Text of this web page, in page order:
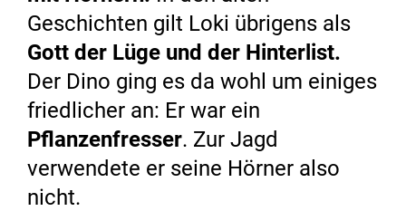
Geschichten gilt Loki übrigens als
Gott der Lüge und der Hinterlist.
Der Dino ging es da wohl um einiges
friedlicher an: Er war ein
Pflanzenfresser. Zur Jagd
verwendete er seine Hörner also
nicht.